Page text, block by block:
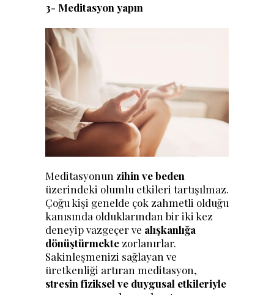
3- Meditasyon yapın
Meditasyonun zihin ve beden
üzerindeki olumlu etkileri tartışılmaz.
Çoğu kişi genelde çok zahmetli olduğu
kanısında olduklarından bir iki kez
deneyip vazgeçer ve alışkanlığa
dönüştürmekte zorlanırlar.
Sakinleşmenizi sağlayan ve
üretkenliği artıran meditasyon,
stresin fiziksel ve duygusal etkileriyle